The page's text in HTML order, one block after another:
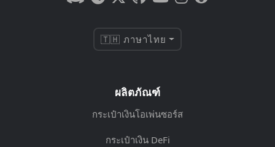
🇹🇭 ภาษาไทย
ผลิตภัณฑ์
กระเป๋าเงินโอเพ่นซอร์ส
กระเป๋าเงิน DeFi